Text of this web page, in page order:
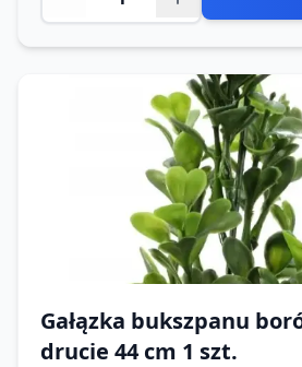
Gałązka bukszpanu
drucie 44 cm 1 szt.